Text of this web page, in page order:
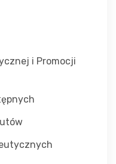
i Promocji